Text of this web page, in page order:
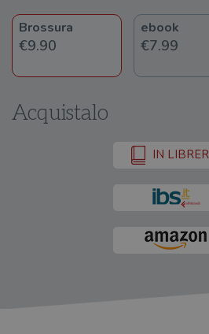
Brossura
€9.90
ebook
€7.99
Acquistalo
IN